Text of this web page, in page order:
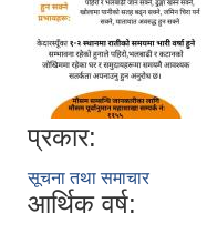
प्रकार:
सूचना तथा समाचार
आर्थिक वर्ष: